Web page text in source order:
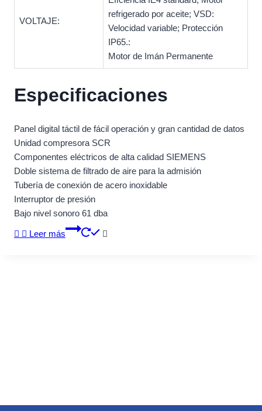
VOLTAJE:
refrigerado por aceite; VSD:
Velocidad variable; Protección
IP65.:
Motor de Imán Permanente
Especificaciones
Panel digital táctil de fácil operación y gran cantidad de datos
Unidad compresora SCR
Componentes eléctricos de alta calidad SIEMENS
Doble sistema de filtrado de aire para la admisión
Tubería de conexión de acero inoxidable
Interruptor de presión
Bajo nivel sonoro 61 dba
Leer más